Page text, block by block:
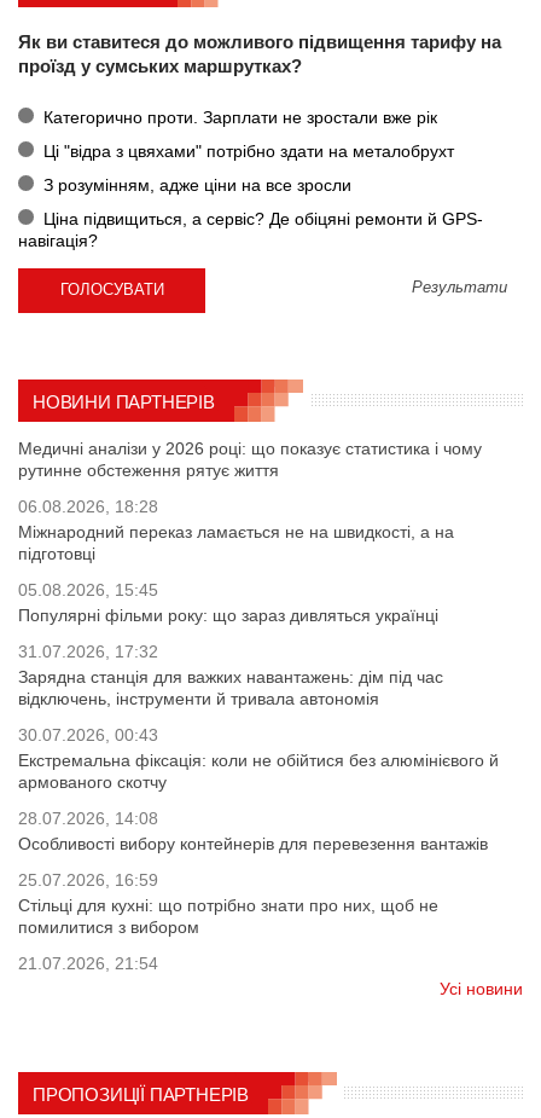
Як ви ставитеся до можливого підвищення тарифу на
проїзд у сумських маршрутках?
Категорично проти. Зарплати не зростали вже рік
Ці "відра з цвяхами" потрібно здати на металобрухт
З розумінням, адже ціни на все зросли
Ціна підвищиться, а сервіс? Де обіцяні ремонти й GPS-
навігація?
Результати
НОВИНИ ПАРТНЕРІВ
Медичні аналізи у 2026 році: що показує статистика і чому
рутинне обстеження рятує життя
06.08.2026, 18:28
Міжнародний переказ ламається не на швидкості, а на
підготовці
05.08.2026, 15:45
Популярні фільми року: що зараз дивляться українці
31.07.2026, 17:32
Зарядна станція для важких навантажень: дім під час
відключень, інструменти й тривала автономія
30.07.2026, 00:43
Екстремальна фіксація: коли не обійтися без алюмінієвого й
армованого скотчу
28.07.2026, 14:08
Особливості вибору контейнерів для перевезення вантажів
25.07.2026, 16:59
Стільці для кухні: що потрібно знати про них, щоб не
помилитися з вибором
21.07.2026, 21:54
Усі новини
ПРОПОЗИЦІЇ ПАРТНЕРІВ